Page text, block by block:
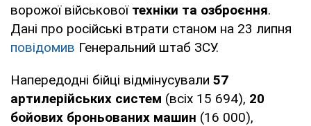
ворожої військової техніки та озброєння.
Дані про російські втрати станом на 23 липня
повідомив Генеральний штаб ЗСУ.
Напередодні бійці відмінусували 57
артилерійських систем (всіх 15 694), 20
бойових броньованих машин (16 000),